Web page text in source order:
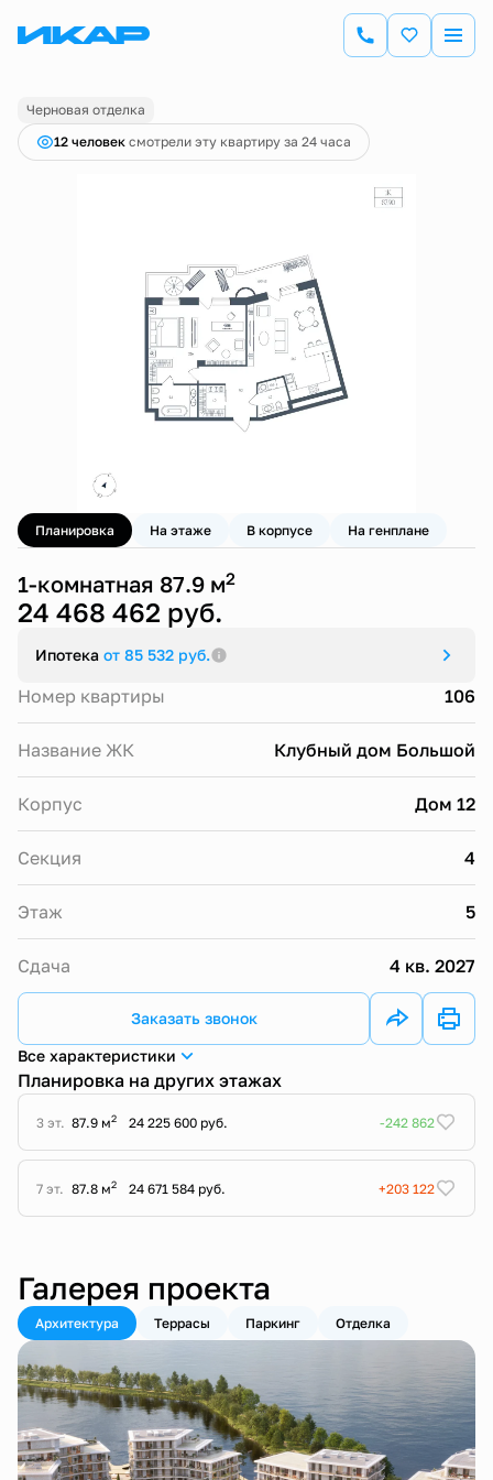
1-комнатная87.9 м 24 468 462 руб.
Ипотекаот 85 532 руб.
Черновая отделка
12 человек смотрели эту квартиру за 24 часа
Планировка На этаже В корпусе На генплане
1-комнатная 87.9 м2
24 468 462 руб.
Ипотека от 85 532 руб.
Номер квартиры 106
Название ЖК Клубный дом Большой
Корпус Дом 12
Секция 4
Этаж 5
Сдача 4 кв. 2027
Заказать звонок
Все характеристики
Планировка на других этажах
3 эт. 87.9 м2 24 225 600 руб. -242 862
7 эт. 87.8 м2 24 671 584 руб. +203 122
Галерея проекта
Архитектура Террасы Паркинг Отделка